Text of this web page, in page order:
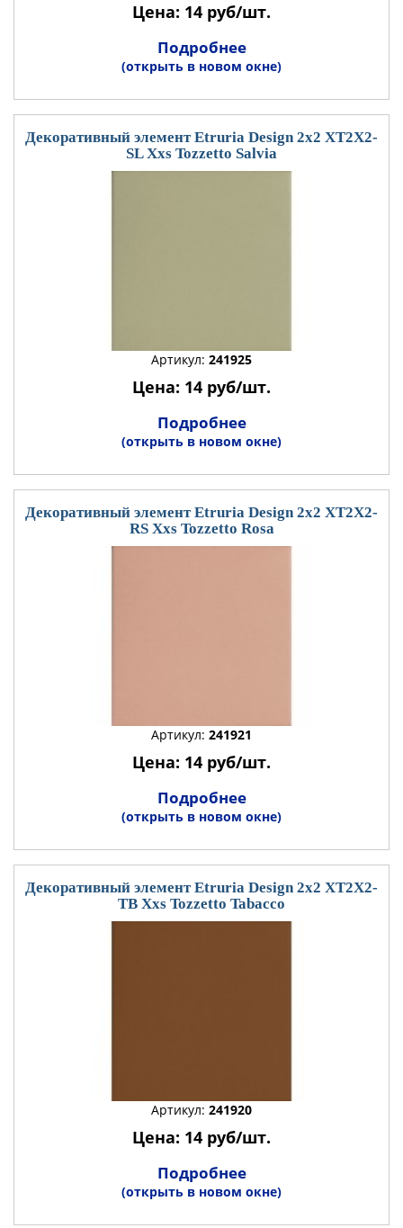
Цена: 14 руб/шт.
Подробнее
(открыть в новом окне)
Декоративный элемент Etruria Design 2x2 XT2X2-
SL Xxs Tozzetto Salvia
Артикул: 241925
Цена: 14 руб/шт.
Подробнее
(открыть в новом окне)
Декоративный элемент Etruria Design 2x2 XT2X2-
RS Xxs Tozzetto Rosa
Артикул: 241921
Цена: 14 руб/шт.
Подробнее
(открыть в новом окне)
Декоративный элемент Etruria Design 2x2 XT2X2-
TB Xxs Tozzetto Tabacco
Артикул: 241920
Цена: 14 руб/шт.
Подробнее
(открыть в новом окне)